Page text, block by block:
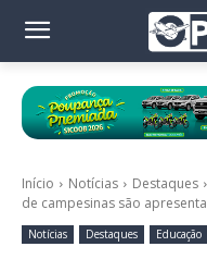
Início Notícias Destaques
de campesinas são
Notícias Destaques Educação